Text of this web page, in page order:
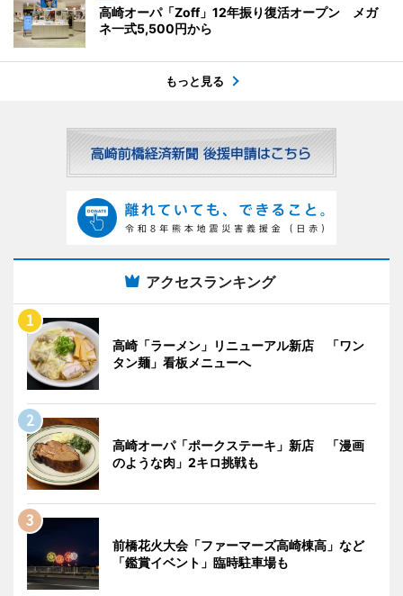
高崎オーパ「Zoff」12年振り復活オープン メガ
ネ一式5,500円から
もっと見る
アクセスランキング
高崎「ラーメン」リニューアル新店 「ワン
タン麺」看板メニューへ
高崎オーパ「ポークステーキ」新店 「漫画
のような肉」2キロ挑戦も
前橋花火大会「ファーマーズ高崎棟高」など
「鑑賞イベント」臨時駐車場も